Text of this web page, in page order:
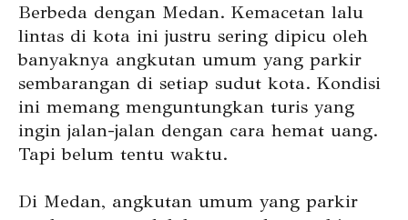
Berbeda dengan Medan. Kemacetan lalu
lintas di kota ini justru sering dipicu oleh
banyaknya angkutan umum yang parkir
sembarangan di setiap sudut kota. Kondisi
ini memang menguntungkan turis yang
ingin jalan-jalan dengan cara hemat uang.
Tapi belum tentu waktu.
Di Medan, angkutan umum yang parkir